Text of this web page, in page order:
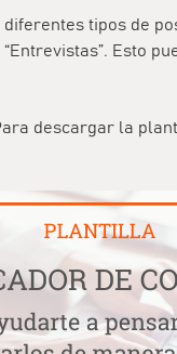
tipos de
“Entrevistas”. Esto
descargar la